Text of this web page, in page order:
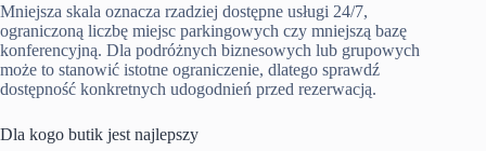
Mniejsza skala oznacza rzadziej dostępne usługi 24/7,
ograniczoną liczbę miejsc parkingowych czy mniejszą bazę
konferencyjną. Dla podróżnych biznesowych lub grupowych
może to stanowić istotne ograniczenie, dlatego sprawdź
dostępność konkretnych udogodnień przed rezerwacją.
Dla kogo butik jest najlepszy